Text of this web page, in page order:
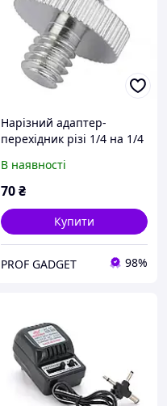
Нарізний адаптер-
перехідник різі 1/4 на 1/4
шайба з двосторонньою
різзю 1/4")
В наявності
70₴
Купити
PROF GADGET 98%